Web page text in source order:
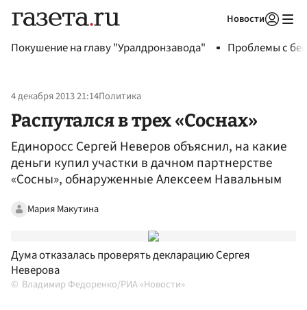
Новости
Покушение на главу "Уралдронзавода" Проблемы с
4 декабря 2013 21:14Политика
Распутался в трех «Соснах»
Единоросс Сергей Неверов объяснил, на какие
деньги купил участки в дачном партнерстве
«Сосны», обнаруженные Алексеем Навальным
Мария Макутина
Дума отказалась проверять декларацию Сергея
Неверова
Владимир Федоренко/РИА «Новости»